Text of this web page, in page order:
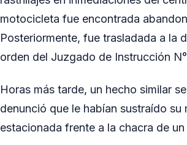
motocicleta fue encontrada
Posteriormente, fue trasladada a la
orden del Juzgado de Instrucción
Horas más tarde, un hecho similar
denunció que le habían sustraído
estacionada frente a la chacra de